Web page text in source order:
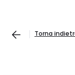
Torna